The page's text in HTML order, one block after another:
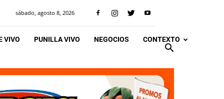
sábado, agosto 8, 2026
VIVO PUNILLA VIVO NEGOCIOS CONTEXTO